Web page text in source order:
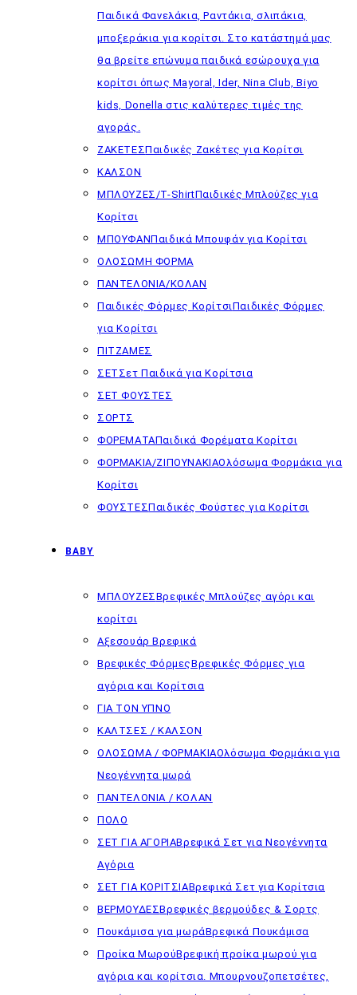
Παιδικά Φανελάκια, Ραντάκια, σλιπάκια,
μποξεράκια για κορίτσι. Στο κατάστημά μας
θα βρείτε επώνυμα παιδικά εσώρουχα για
κορίτσι όπως Mayoral, Ider, Nina Club, Biyo
kids, Donella στις καλύτερες τιμές της
αγοράς.
ΖΑΚΕΤΕΣΠαιδικές Ζακέτες για Κορίτσι
ΚΑΛΣΟΝ
ΜΠΛΟΥΖΕΣ/T-ShirtΠαιδικές Μπλούζες για
Κορίτσι
ΜΠΟΥΦΑΝΠαιδικά Μπουφάν για Κορίτσι
ΟΛΟΣΩΜΗ ΦΟΡΜΑ
ΠΑΝΤΕΛΟΝΙΑ/ΚΟΛΑΝ
Παιδικές Φόρμες ΚορίτσιΠαιδικές Φόρμες
για Κορίτσι
ΠΙΤΖΑΜΕΣ
ΣΕΤ Σετ Παιδικά για Κορίτσια
ΣΕΤ ΦΟΥΣΤΕΣ
ΣΟΡΤΣ
ΦΟΡΕΜΑΤΑΠαιδικά Φορέματα Κορίτσι
ΦΟΡΜΑΚΙΑ/ΖΙΠΟΥΝΑΚΙΑΟλόσωμα Φορμάκια για
Κορίτσι
ΦΟΥΣΤΕΣΠαιδικές Φούστες για Κορίτσι
BABY
ΜΠΛΟΥΖΕΣΒρεφικές Μπλούζες αγόρι και
κορίτσι
Αξεσουάρ Βρεφικά
Βρεφικές ΦόρμεςΒρεφικές Φόρμες για
αγόρια και Κορίτσια
ΓΙΑ ΤΟΝ ΥΠΝΟ
ΚΑΛΤΣΕΣ / ΚΑΛΣΟΝ
ΟΛΟΣΩΜΑ / ΦΟΡΜΑΚΙΑΟλόσωμα Φορμάκια για
Νεογέννητα μωρά
ΠΑΝΤΕΛΟΝΙΑ / ΚΟΛΑΝ
ΠΟΛΟ
ΣΕΤ ΓΙΑ ΑΓΟΡΙΑΒρεφικά Σετ για Νεογέννητα
Αγόρια
ΣΕΤ ΓΙΑ ΚΟΡΙΤΣΙΑΒρεφικά Σετ για Κορίτσια
ΒΕΡΜΟΥΔΕΣΒρεφικές βερμούδες & Σορτς
Πουκάμισα για μωράΒρεφικά Πουκάμισα
Προίκα ΜωρούΒρεφική προίκα μωρού για
αγόρια και κορίτσια. Μπουρνουζοπετσέτες,